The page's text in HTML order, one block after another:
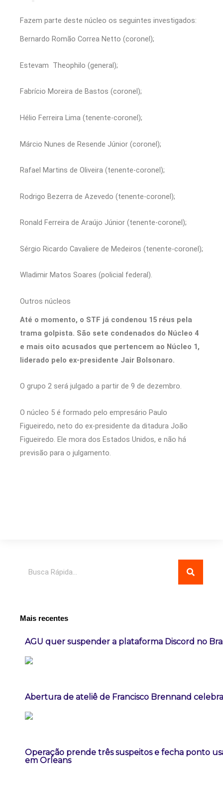
Fazem parte deste núcleo os seguintes investigados:
Bernardo Romão Correa Netto (coronel);
Estevam Theophilo (general);
Fabrício Moreira de Bastos (coronel);
Hélio Ferreira Lima (tenente-coronel);
Márcio Nunes de Resende Júnior (coronel);
Rafael Martins de Oliveira (tenente-coronel);
Rodrigo Bezerra de Azevedo (tenente-coronel);
Ronald Ferreira de Araújo Júnior (tenente-coronel);
Sérgio Ricardo Cavaliere de Medeiros (tenente-coronel);
Wladimir Matos Soares (policial federal).
Outros núcleos
Até o momento, o STF já condenou 15 réus pela
trama golpista. São sete condenados do Núcleo 4
e mais oito acusados que pertencem ao Núcleo 1,
liderado pelo ex-presidente Jair Bolsonaro.
O grupo 2 será julgado a partir de 9 de dezembro.
O núcleo 5 é formado pelo empresário Paulo
Figueiredo, neto do ex-presidente da ditadura João
Figueiredo. Ele mora dos Estados Unidos, e não há
previsão para o julgamento.
Mais recentes
AGU quer suspender a plataforma Discord no
Abertura de ateliê de Francisco Brennand
Operação prende três suspeitos e fecha ponto
em Orleans